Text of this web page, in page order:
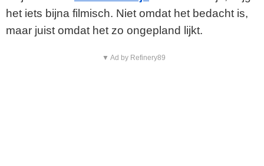
het iets bijna filmisch. Niet omdat het bedacht is,
maar juist omdat het zo ongepland lijkt.
▼ Ad by Refinery89